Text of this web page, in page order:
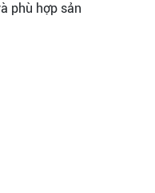
phù hợp sản